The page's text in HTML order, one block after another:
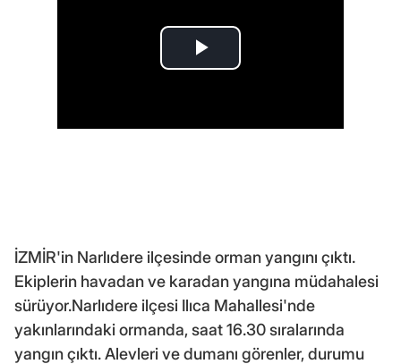
İZMİR'in Narlıdere ilçesinde orman yangını çıktı.
Ekiplerin havadan ve karadan yangına müdahalesi
sürüyor.Narlıdere ilçesi Ilıca Mahallesi'nde
yakınlarındaki ormanda, saat 16.30 sıralarında
yangın çıktı. Alevleri ve dumanı görenler, durumu